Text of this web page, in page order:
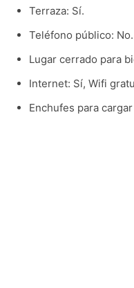
Terraza: Sí.
Teléfono público: No.
Lugar cerrado para
Internet: Sí, Wifi
Enchufes para